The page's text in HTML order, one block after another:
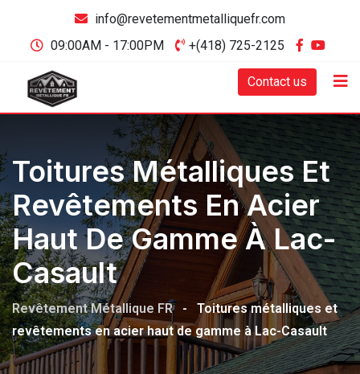
info@revetementmetalliquefr.com
09:00AM - 17:00PM
+(418) 725-2125
Contact us
Toitures Métalliques Et
Revêtements En Acier
Haut De Gamme À Lac-
Casault
Revêtement Métallique FR -
Toitures métalliques et
revêtements en acier haut de gamme à Lac-Casault